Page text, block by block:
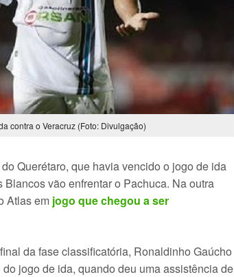
contra o Veracruz (Foto: Divulgação)
Querétaro, que havia vencido o jogo de ida
vão enfrentar o Pachuca. Na outra
Atlas em jogo que chegou a ser
da fase classificatória, Ronaldinho Gaúcho
jogo de ida, quando deu uma assistência de